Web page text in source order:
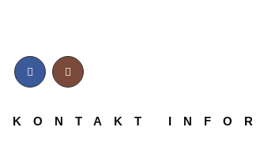
KONTAKT